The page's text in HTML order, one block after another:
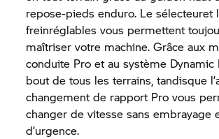
repose-pieds enduro. Le sélecteuret
freinréglables vous permettent
maîtriser votre machine. Grâce aux
conduite Pro et au système Dynamic
bout de tous les terrains, tandisque
changement de rapport Pro vous
changer de vitesse sans embrayage
d’urgence.